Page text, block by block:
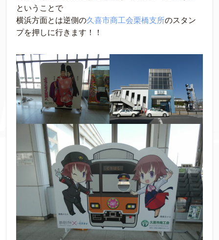
ということで
横浜方面とは逆側の久喜市商工会栗橋支所のスタン
プを押しに行きます！！